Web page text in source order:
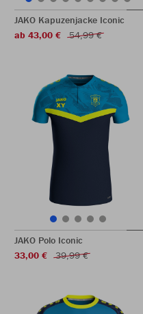
JAKO Kapuzenjacke Iconic
ab 43,00 €
54,99 €
JAKO Polo Iconic
33,00 €
39,99 €